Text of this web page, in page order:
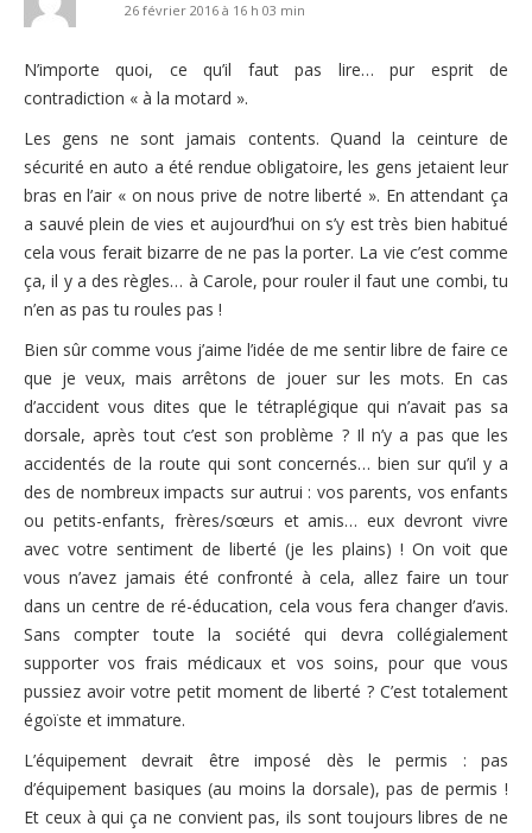
26 février 2016 à 16 h 03 min
N’importe quoi, ce qu’il faut pas lire… pur esprit de
contradiction « à la motard ».
Les gens ne sont jamais contents. Quand la ceinture de
sécurité en auto a été rendue obligatoire, les gens jetaient leur
bras en l’air « on nous prive de notre liberté ». En attendant ça
a sauvé plein de vies et aujourd’hui on s’y est très bien habitué
cela vous ferait bizarre de ne pas la porter. La vie c’est comme
ça, il y a des règles… à Carole, pour rouler il faut une combi, tu
n’en as pas tu roules pas !
Bien sûr comme vous j’aime l’idée de me sentir libre de faire ce
que je veux, mais arrêtons de jouer sur les mots. En cas
d’accident vous dites que le tétraplégique qui n’avait pas sa
dorsale, après tout c’est son problème ? Il n’y a pas que les
accidentés de la route qui sont concernés… bien sur qu’il y a
des de nombreux impacts sur autrui : vos parents, vos enfants
ou petits-enfants, frères/sœurs et amis… eux devront vivre
avec votre sentiment de liberté (je les plains) ! On voit que
vous n’avez jamais été confronté à cela, allez faire un tour
dans un centre de ré-éducation, cela vous fera changer d’avis.
Sans compter toute la société qui devra collégialement
supporter vos frais médicaux et vos soins, pour que vous
pussiez avoir votre petit moment de liberté ? C’est totalement
égoïste et immature.
L’équipement devrait être imposé dès le permis : pas
d’équipement basiques (au moins la dorsale), pas de permis !
Et ceux à qui ça ne convient pas, ils sont toujours libres de ne